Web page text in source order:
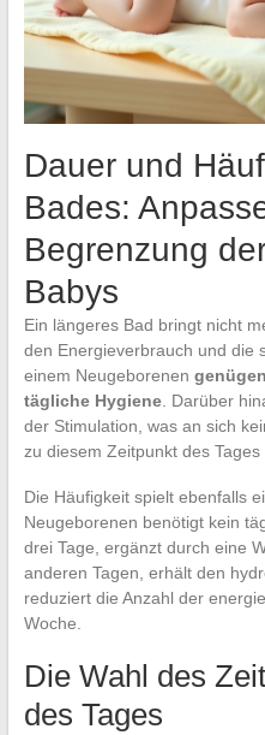
Dauer und
Bades:
Begrenzung
Babys
Ein längeres Bad bringt nicht
den Energieverbrauch und die
einem Neugeborenen
tägliche Hygiene. Darüber
der Stimulation, was an sich
zu diesem Zeitpunkt des
Die Häufigkeit spielt ebenfalls
Neugeborenen benötigt kein
drei Tage, ergänzt durch eine
anderen Tagen, erhält den
reduziert die Anzahl der
Woche.
Die Wahl des
des Tages